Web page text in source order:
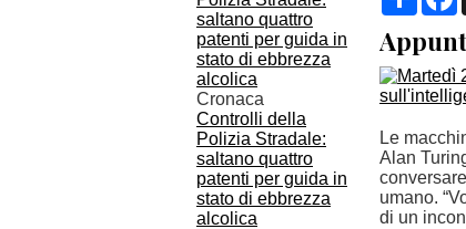
Cronaca
Controlli della
Polizia Stradale:
saltano quattro
patenti per guida in
stato di ebbrezza
alcolica
Le
Alan
umano.
di un